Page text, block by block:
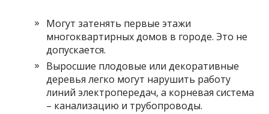
Могут затенять первые этажи
многоквартирных домов в городе. Это не
допускается.
Выросшие плодовые или декоративные
деревья легко могут нарушить работу
линий электропередач, а корневая система
– канализацию и трубопроводы.